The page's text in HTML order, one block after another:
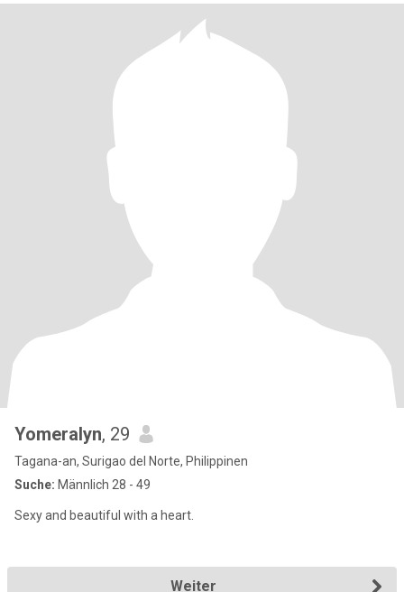
Yomeralyn, 29
Tagana-an, Surigao del Norte, Philippinen
Suche: Männlich 28 - 49
Sexy and beautiful with a heart.
Weiter